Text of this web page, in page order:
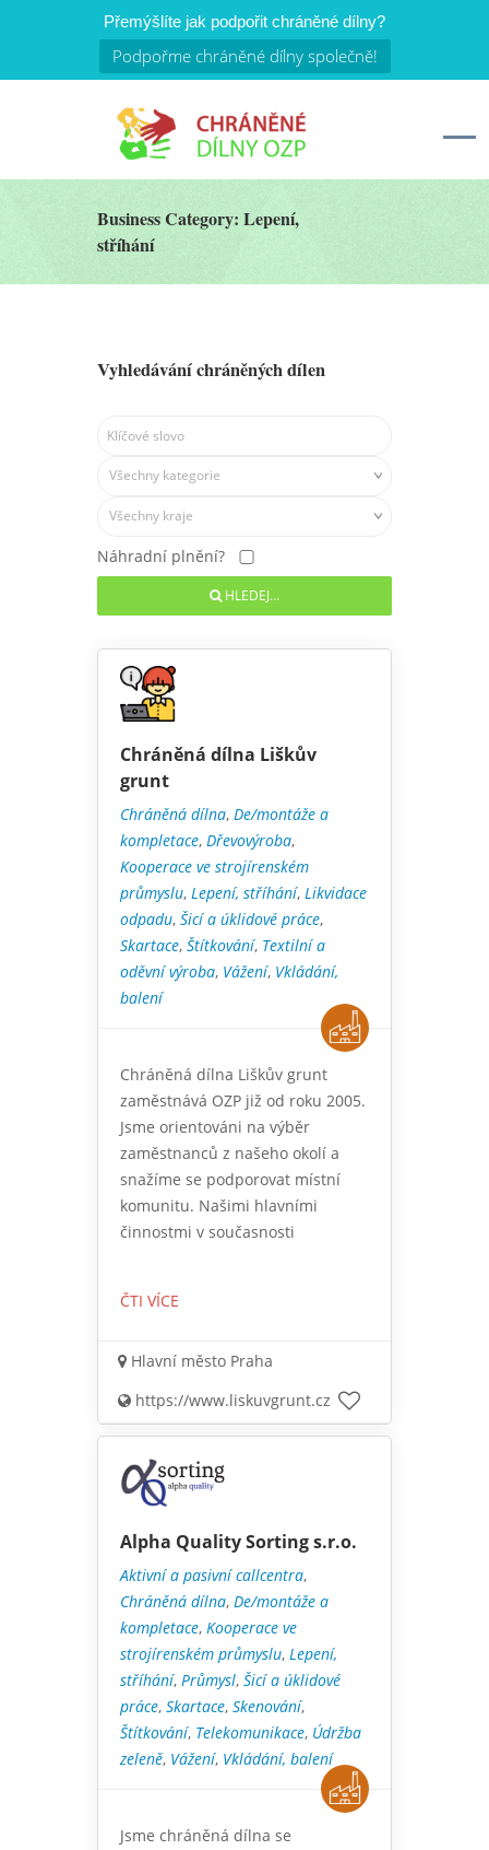
Přemýšlíte jak podpořit chráněné dílny?
Podpořme chráněné dílny společně!
Business Category: Lepení,
stříhání
Vyhledávání chráněných dílen
Všechny kategorie
Všechny kraje
Náhradní plnění?
HLEDEJ...
Chráněná dílna Liškův
grunt
Chráněná dílna, De/montáže a
kompletace, Dřevovýroba,
Kooperace ve strojírenském
průmyslu, Lepení, stříhání, Likvidace
odpadu, Šicí a úklidové práce,
Skartace, Štítkování, Textilní a
oděvní výroba, Vážení, Vkládání,
balení
Chráněná dílna Liškův grunt
zaměstnává OZP již od roku 2005.
Jsme orientováni na výběr
zaměstnanců z našeho okolí a
snažíme se podporovat místní
komunitu. Našimi hlavními
činnostmi v současnosti
ČTI VÍCE
Hlavní město Praha
https://www.liskuvgrunt.cz
Alpha Quality Sorting s.r.o.
Aktivní a pasivní callcentra,
Chráněná dílna, De/montáže a
kompletace, Kooperace ve
strojírenském průmyslu, Lepení,
stříhání, Průmysl, Šicí a úklidové
práce, Skartace, Skenování,
Štítkování, Telekomunikace, Údržba
zeleně, Vážení, Vkládání, balení
Jsme chráněná dílna se